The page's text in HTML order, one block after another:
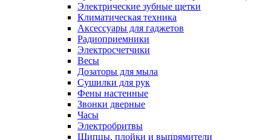
Электрические зубные щетки
Климатическая техника
Аксессуары для гаджетов
Радиоприемники
Электросчетчики
Весы
Дозаторы для мыла
Сушилки для рук
Фены настенные
Звонки дверные
Часы
Электробритвы
Щипцы, плойки и выпрямители